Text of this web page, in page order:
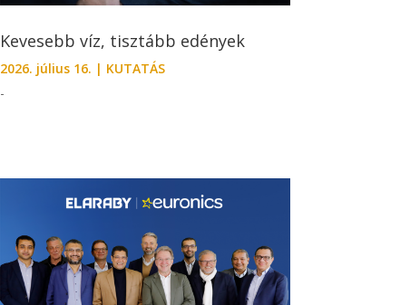
Kevesebb víz, tisztább edények
2026. július 16. | KUTATÁS
-